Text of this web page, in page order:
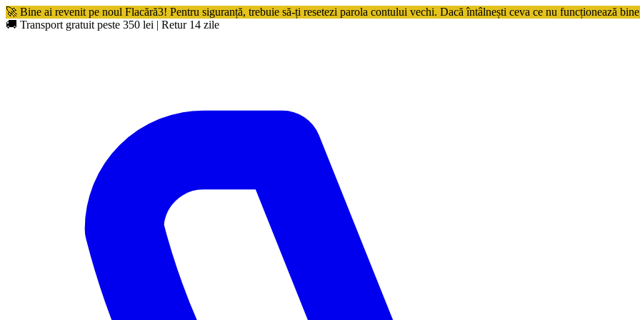
🚀 Bine ai revenit pe noul Flacără3! Pentru siguranță, trebuie să-ți resetezi parola contului vechi. Dacă întâlnești ceva ce nu funcționează
🚚 Transport gratuit peste 350 lei | Retur 14 zile